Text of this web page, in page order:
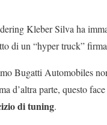
Kleber Silva ha
di un “hyper truck”
Bugatti Automobiles
d’altra parte, questo
di tuning.